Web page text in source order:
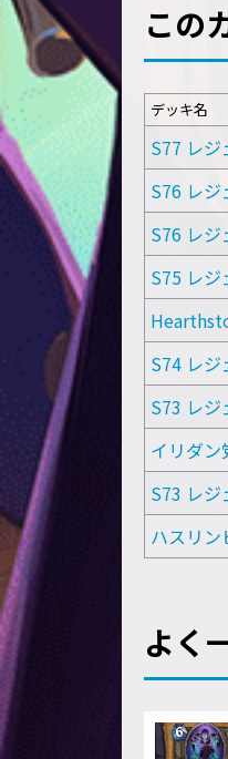
この
デッキ名
S77 レ
S76 レ
S76 レ
S75 レ
S74 レ
S73 レ
イリダ
S73 レ
ハスリン
よく